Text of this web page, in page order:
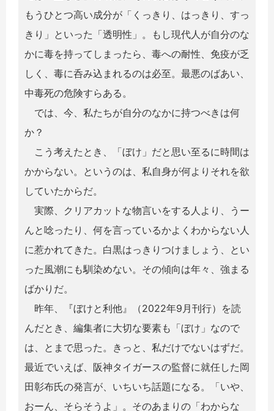
もうひとつ高い成分が「くっきり、はっきり、すっ
きり」といった「透明性」。もし現代人が自分のな
かに毒を持ってしまったら、毒への耐性、免疫が乏
しく、毒に呑み込まれるのは必至。最悪のばあい、
中毒死の危険すらある。
では、今、私たちが自分のなかに持つべきは何
か？
こう考えたとき、「ぼけ」だと思い至るに時間は
かからない。というのは、私自身が何よりそれを欲
していたからだ。
実際、クリアカットな物言いをする人より、うー
んと唸ったり、何を言っているかよくわからない人
に惹かれてきた。白黒はっきりつけましょう、とい
った風潮にも馴染めない。その傾向は年々、強まる
ばかりだ。
昨年、『ぼけと利他』（2022年9月刊行）を読
んだとき、編集者に大切な要素も「ぼけ」なので
は、とまで思った。きっと、私だけでないはずだ。
最近でいえば、阪神タイガースの監督に就任した岡
田彰布氏の発言が、いちいち話題になる。「いや、
おーん、そらそうよ」。そのあまりの「わからな